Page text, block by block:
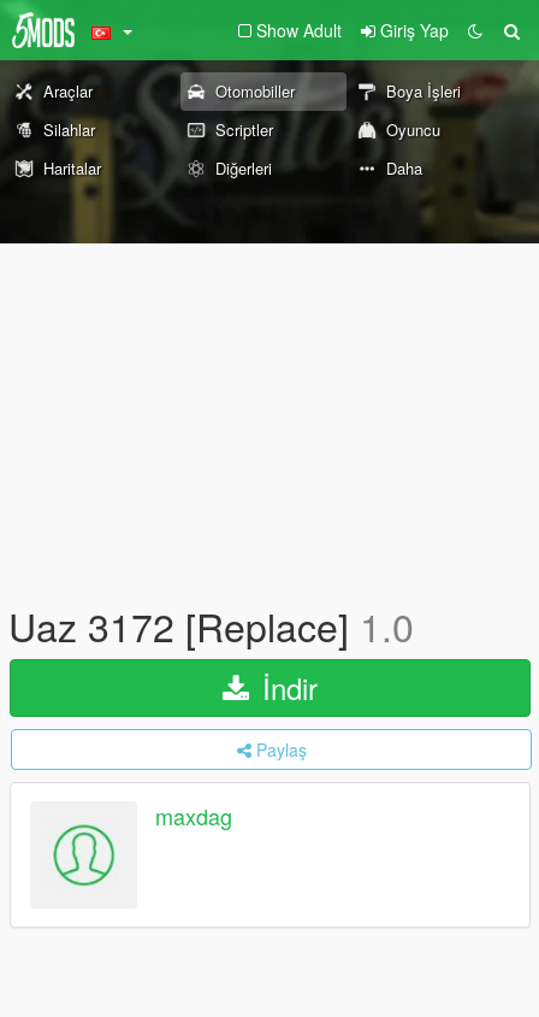
Show Adult Giriş Yap
Araçlar Otomobiller
Boya İşleri
Silahlar
Scriptler
Oyuncu
Haritalar
Diğerleri Daha
Uaz 3172 [Replace] 1.0
İndir
Paylaş
maxdag